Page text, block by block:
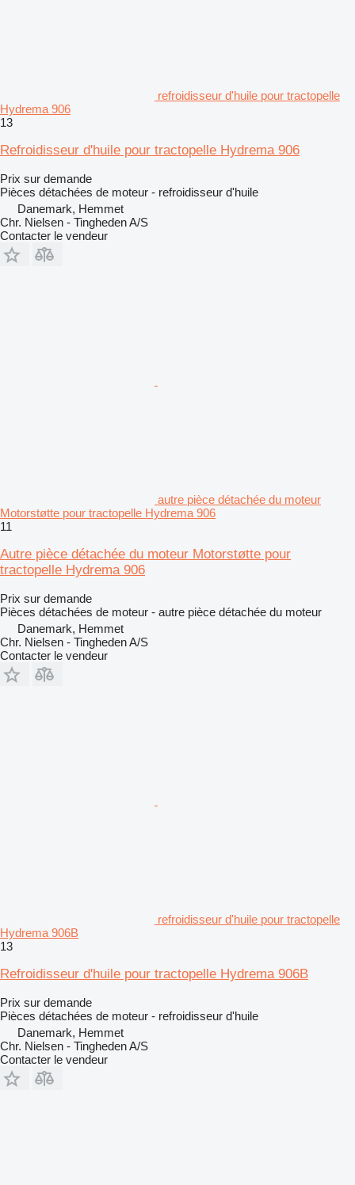
refroidisseur d'huile pour tractopelle
Hydrema 906
13
Refroidisseur d'huile pour tractopelle Hydrema 906
Prix sur demande
Pièces détachées de moteur - refroidisseur d'huile
Danemark, Hemmet
Chr. Nielsen - Tingheden A/S
Contacter le vendeur
autre pièce détachée du moteur
Motorstøtte pour tractopelle Hydrema 906
11
Autre pièce détachée du moteur Motorstøtte pour
tractopelle Hydrema 906
Prix sur demande
Pièces détachées de moteur - autre pièce détachée du moteur
Danemark, Hemmet
Chr. Nielsen - Tingheden A/S
Contacter le vendeur
refroidisseur d'huile pour tractopelle
Hydrema 906B
13
Refroidisseur d'huile pour tractopelle Hydrema 906B
Prix sur demande
Pièces détachées de moteur - refroidisseur d'huile
Danemark, Hemmet
Chr. Nielsen - Tingheden A/S
Contacter le vendeur